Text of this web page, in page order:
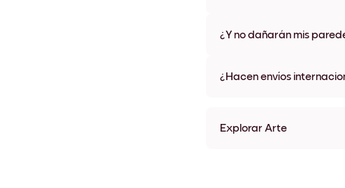
¿Y no dañarán mis
¿Hacen envíos
Explorar Arte